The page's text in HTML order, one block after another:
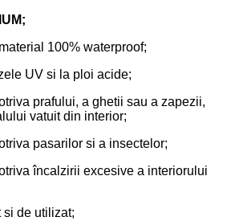
100% waterproof;
UV si la ploi acide;
prafului, a ghetii sau a zapezii,
vatuit din interior;
pasarilor si a insectelor;
încalzirii excesive a interiorului
si de utilizat;